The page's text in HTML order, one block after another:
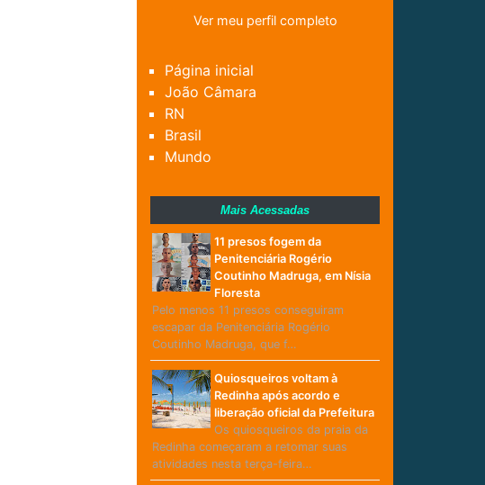
Ver meu perfil completo
Página inicial
João Câmara
RN
Brasil
Mundo
Mais Acessadas
11 presos fogem da
Penitenciária Rogério
Coutinho Madruga, em Nísia
Floresta
Pelo menos 11 presos conseguiram
escapar da Penitenciária Rogério
Coutinho Madruga, que f…
Quiosqueiros voltam à
Redinha após acordo e
liberação oficial da Prefeitura
Os quiosqueiros da praia da
Redinha começaram a retomar suas
atividades nesta terça-feira…